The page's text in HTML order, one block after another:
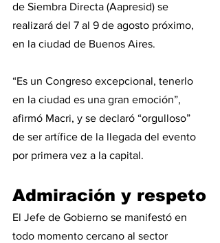
de Siembra Directa (Aapresid) se
realizará del 7 al 9 de agosto próximo,
en la ciudad de Buenos Aires.
“Es un Congreso excepcional, tenerlo
en la ciudad es una gran emoción”,
afirmó Macri, y se declaró “orgulloso”
de ser artífice de la llegada del evento
por primera vez a la capital.
Admiración y respeto
El Jefe de Gobierno se manifestó en
todo momento cercano al sector